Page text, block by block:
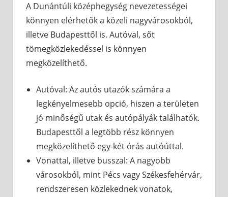
A Dunántúli középhegység nevezetességei
könnyen elérhetők a közeli nagyvárosokból,
illetve Budapesttől is. Autóval, sőt
tömegközlekedéssel is könnyen
megközelíthető.
Autóval: Az autós utazók számára a
legkényelmesebb opció, hiszen a területen
jó minőségű utak és autópályák találhatók.
Budapesttől a legtöbb rész könnyen
megközelíthető egy-két órás autóúttal.
Vonattal, illetve busszal: A nagyobb
városokból, mint Pécs vagy Székesfehérvár,
rendszeresen közlekednek vonatok,